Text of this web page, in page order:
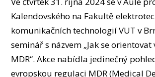
OSOBY
LABORATOŘE
MÉDIA
KONFERENCE A SOUTĚŽE
KONTAKT
Kalendovského na Fakultě
komunikačních technologií VUT v
seminář s názvem „Jak se
MDR“. Akce nabídla jedinečný
evropskou regulaci MDR (Medical